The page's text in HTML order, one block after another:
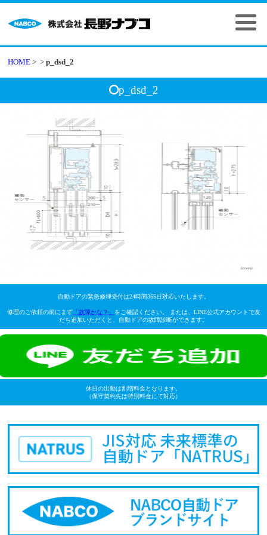
HOME > >p_dsd_2
p_dsd_2
自動ドアの緊急修理受付は24時間365日対応いたします。
修理のご依頼の前にまず「故障かな？」
をご確認ください。 または、LINE公式アカウントで友
だち追加いただくと、自動ドアの故障診断ができます。
休日の出動は割増料金となります。
（保守契約先は特別料金にて対応）